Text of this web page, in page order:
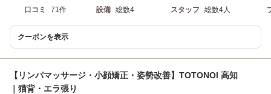
口コミ 71件 設備 総数4 スタッフ 総数4人
クーポンを表示
【リンパマッサージ・小顔矯正・姿勢改善】TOTONOI 高知
｜猫背・エラ張り